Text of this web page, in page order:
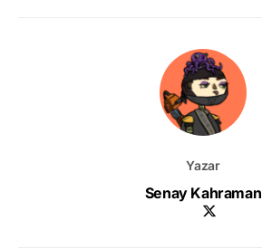
Yazar
Senay Kahraman